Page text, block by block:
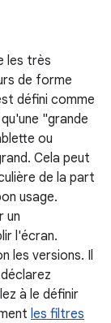
les très
de forme
défini comme
"grande
ou
Cela peut
de la part
usage.
un
l'écran.
les versions. Il
à le définir
les filtres